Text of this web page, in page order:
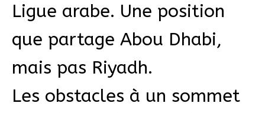
Ligue arabe. Une position
que partage Abou Dhabi,
mais pas Riyadh.
Les obstacles à un sommet